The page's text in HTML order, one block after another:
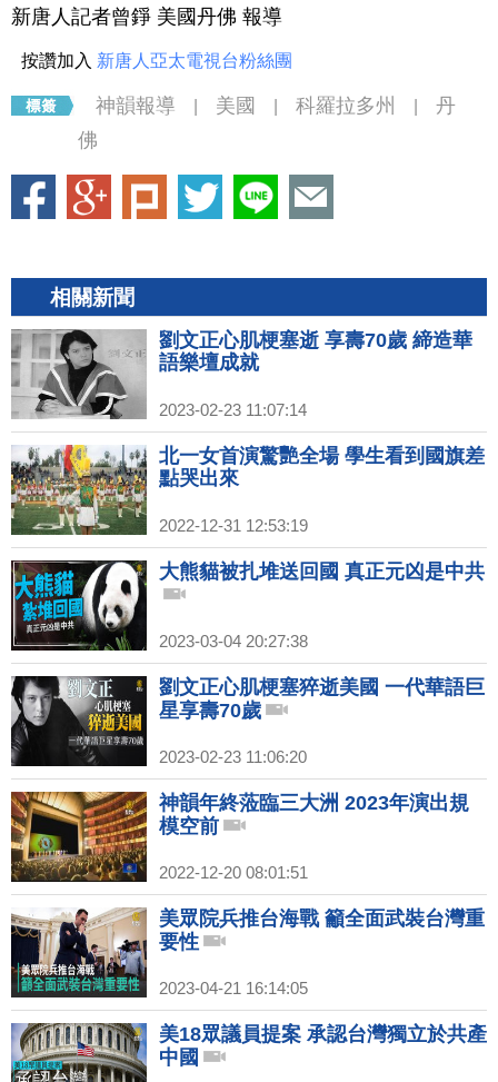
新唐人記者曾錚 美國丹佛 報導
按讚加入 新唐人亞太電視台粉絲團
神韻報導 美國 科羅拉多州
丹
佛
相關新聞
劉文正心肌梗塞逝 享壽70歲 締造華
語樂壇成就
2023-02-23 11:07:14
北一女首演驚艷全場 學生看到國旗差
點哭出來
2022-12-31 12:53:19
大熊貓被扎堆送回國 真正元凶是中共
2023-03-04 20:27:38
劉文正心肌梗塞猝逝美國 一代華語巨
星享壽70歲
2023-02-23 11:06:20
神韻年終蒞臨三大洲 2023年演出規
模空前
2022-12-20 08:01:51
美眾院兵推台海戰 籲全面武裝台灣重
要性
2023-04-21 16:14:05
美18眾議員提案 承認台灣獨立於共產
中國